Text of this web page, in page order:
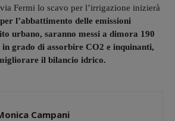
Fermi lo scavo per l’irrigazione inizierà
l’abbattimento delle emissioni
urbano, saranno messi a dimora 190
grado di assorbire CO2 e inquinanti,
il bilancio idrico.
Campani